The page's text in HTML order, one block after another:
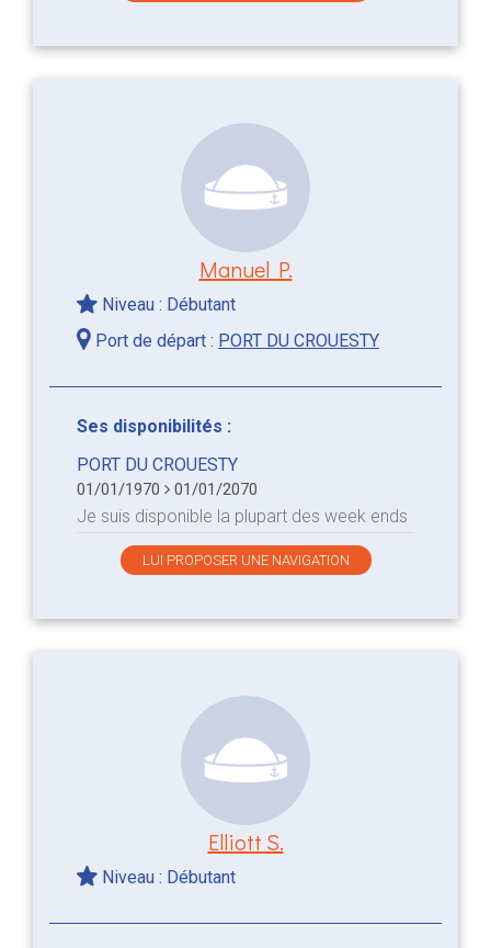
Manuel P.
Niveau : Débutant
Port de départ : PORT DU CROUESTY
Ses disponibilités :
PORT DU CROUESTY
01/01/1970 01/01/2070
Je suis disponible la plupart des week ends
LUI PROPOSER UNE NAVIGATION
Elliott S.
Niveau : Débutant